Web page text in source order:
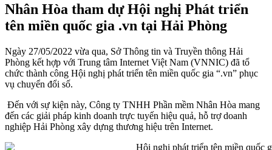
Nhân Hòa tham dự Hội nghị Phát triển
tên miền quốc gia .vn tại Hải Phòng
Ngày 27/05/2022 vừa qua, Sở Thông tin và Truyền thông Hải
Phòng kết hợp với Trung tâm Internet Việt Nam (VNNIC) đã tổ
chức thành công Hội nghị phát triển tên miền quốc gia “.vn” phục
vụ chuyển đổi số.
Đến với sự kiện này, Công ty TNHH Phần mềm Nhân Hòa mang
đến các giải pháp kinh doanh trực tuyến hiệu quả, hỗ trợ doanh
nghiệp Hải Phòng xây dựng thương hiệu trên Internet.